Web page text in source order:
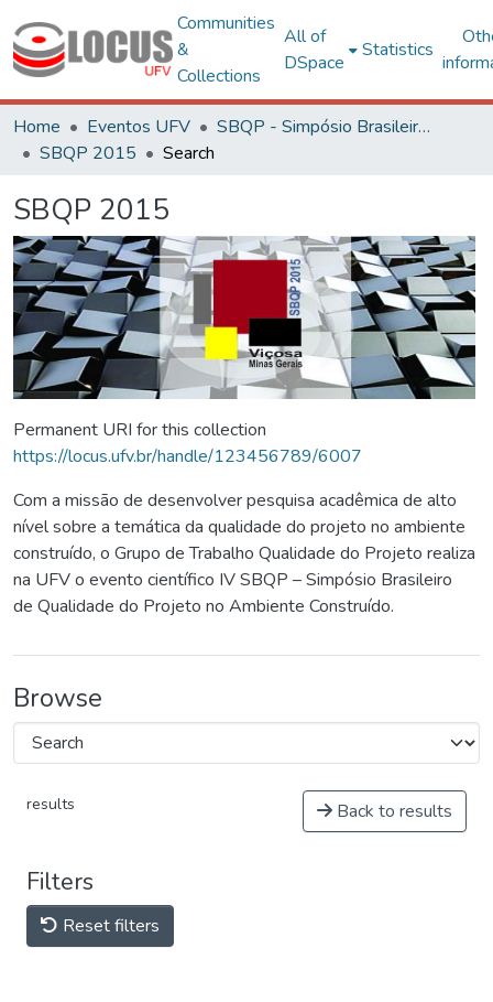
Communities
&
Collections
All of
DSpace
Statistics
Home Eventos UFV
SBQP - Simpósio Brasileiro de Qualidade do Projeto no Ambiente Construído
SBQP 2015
Search
SBQP 2015
Permanent URI for this collection
https://locus.ufv.br/handle/123456789/6007
Com a missão de desenvolver pesquisa acadêmica de alto
nível sobre a temática da qualidade do projeto no ambiente
construído, o Grupo de Trabalho Qualidade do Projeto realiza
na UFV o evento científico IV SBQP – Simpósio Brasileiro
de Qualidade do Projeto no Ambiente Construído.
Browse
results Back to results
Filters
Reset filters